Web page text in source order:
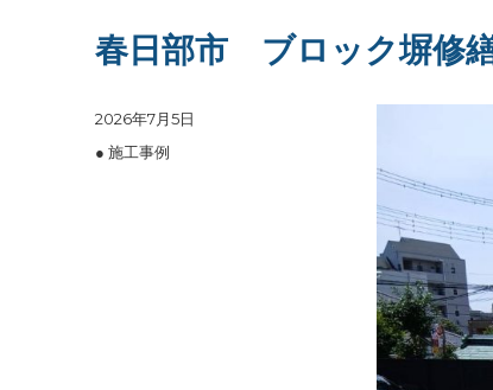
春日部市 ブロック塀修
投
稿
2026年7月5日
カ
● 施工事例